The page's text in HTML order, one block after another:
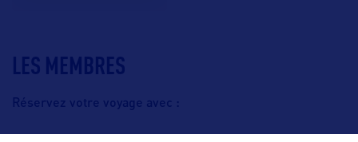
LES MEMBRES
Réservez votre voyage avec :